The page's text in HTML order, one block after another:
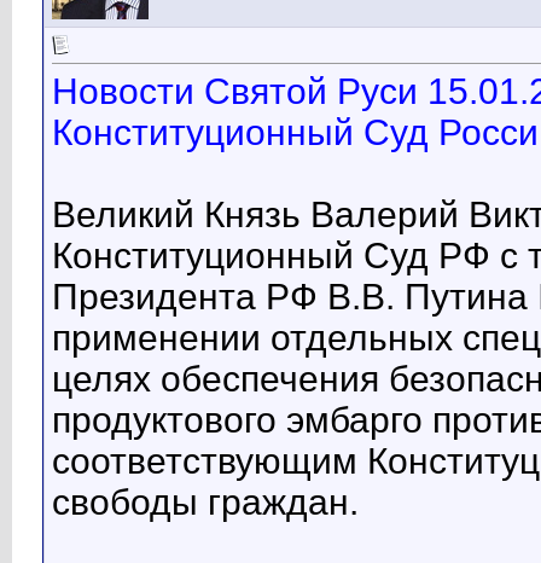
Новости Святой Руси
Конституционный Суд
Великий Князь Валерий
Конституционный Суд РФ с
Президента РФ В.В.
применении отдельных
целях обеспечения
продуктового эмбарго
соответствующим
свободы граждан.